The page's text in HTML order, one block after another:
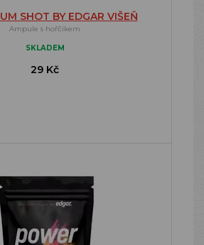
SHOT BY EDGAR VIŠEŇ
Ampule s hořčíkem
SKLADEM
29 Kč